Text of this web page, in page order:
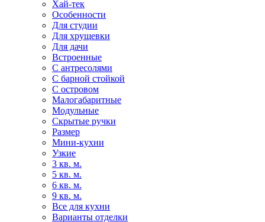
Хай-тек
Особенности
Для студии
Для хрущевки
Для дачи
Встроенные
С антресолями
С барной стойкой
С островом
Малогабаритные
Модульные
Скрытые ручки
Размер
Мини-кухни
Узкие
3 кв. м.
5 кв. м.
6 кв. м.
9 кв. м.
Все для кухни
Варианты отделки